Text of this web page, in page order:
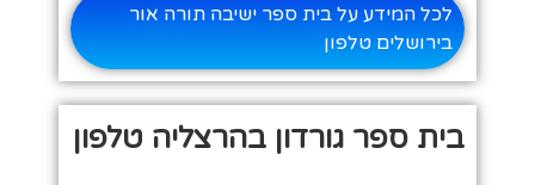
לכל המידע על בית ספר ישיבה תורה אור
בירושלים טלפון
בית ספר גורדון בהרצליה טלפון